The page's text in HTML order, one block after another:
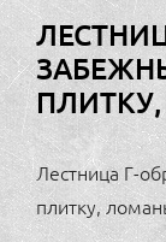
Лестница Г-
плитку,